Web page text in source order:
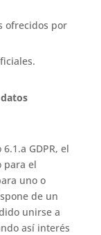
ofrecidos por
GDPR, el
para el
uno o
de un
unirse a
así interés